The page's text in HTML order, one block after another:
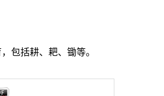
包括耕、耙、锄等。